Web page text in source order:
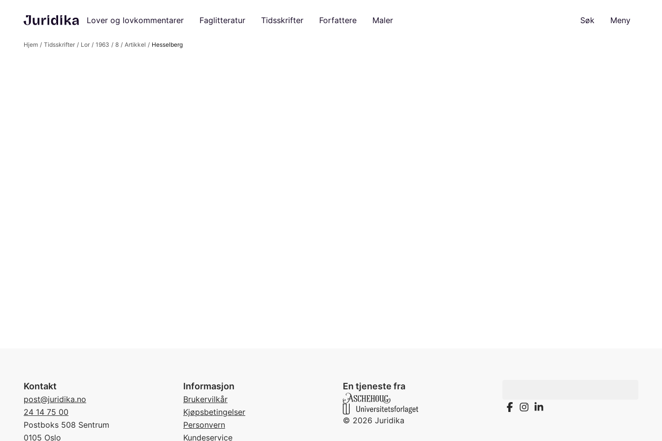
Lover og lovkommentarer Faglitteratur Tidsskrifter Forfattere Maler Søk Meny
Hjem Tidsskrifter Lor 1963 8 Artikkel Hesselberg
Kontakt
post@juridika.no
24 14 75 00
Postboks 508 Sentrum
0105 Oslo
Informasjon
Brukervilkår
Kjøpsbetingelser
Personvern
Kundeservice
En tjeneste fra
© 2026 Juridika